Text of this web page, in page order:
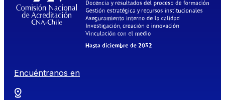
Encuéntranos en